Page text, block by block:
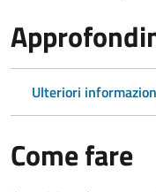
Ulteriori
Come fare